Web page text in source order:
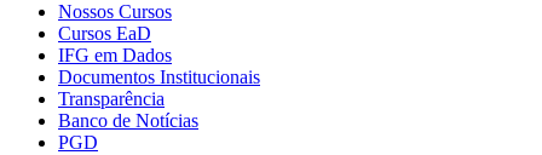
Nossos Cursos
Cursos EaD
IFG em Dados
Documentos Institucionais
Transparência
Banco de Notícias
PGD